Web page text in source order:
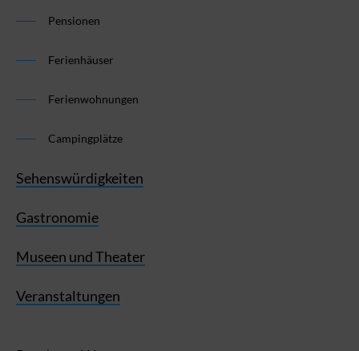
Pensionen
Ferienhäuser
Ferienwohnungen
Campingplätze
Sehenswürdigkeiten
Gastronomie
Museen und Theater
Veranstaltungen